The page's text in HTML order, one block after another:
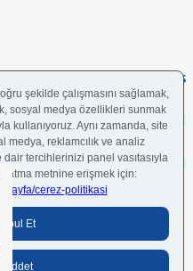
FOLLOW US
Çerez Politikası